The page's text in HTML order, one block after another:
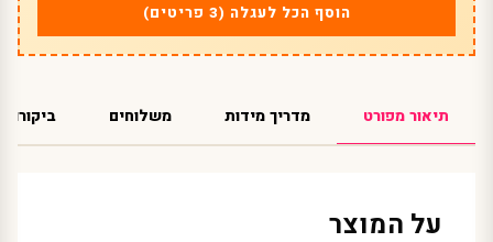
הוסף הכל לעגלה (3 פריטים)
תיאור מפורט מדריך מידות משלוחים ביקורות
על המוצר